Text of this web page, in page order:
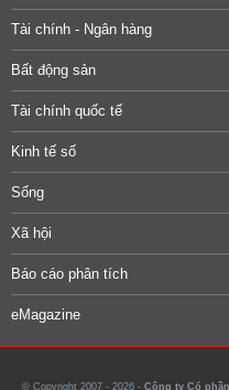
Tài chính - Ngân hàng
Bất động sản
Tài chính quốc tế
Kinh tế số
Sống
Xã hội
Báo cáo phân tích
eMagazine
© Copyright 2007 - 2026 - Công ty Cổ